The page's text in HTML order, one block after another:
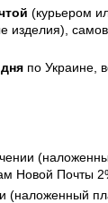
(курьером
изделия),
по Украине,
Новой Почты
(наложенный